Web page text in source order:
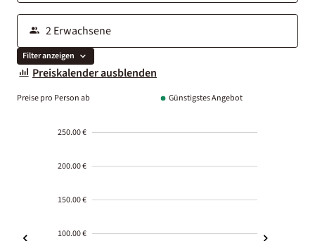
Filter anzeigen
Preiskalender ausblenden
Preise pro Person ab Günstigstes Angebot
250.00 €
200.00 €
150.00 €
100.00 €